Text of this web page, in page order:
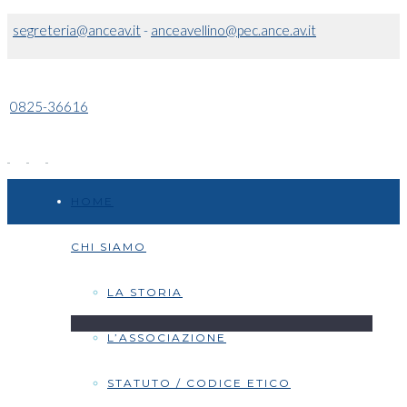
segreteria@anceav.it- anceavellino@pec.ance.av.it
0825-36616
CHI SIAMO
LA STORIA
L’ASSOCIAZIONE
STATUTO / CODICE ETICO